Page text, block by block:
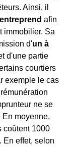
Ainsi, il
afin
immobilier. Sa
d'un à
d'une partie
courtiers
exemple le cas
ne se
En moyenne,
coûtent 1000
En effet, selon